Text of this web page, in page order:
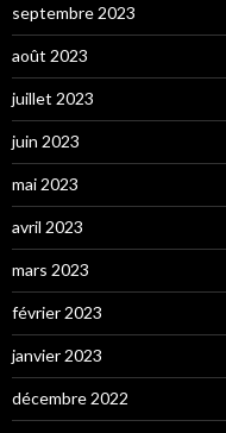
septembre 2023
août 2023
juillet 2023
juin 2023
mai 2023
avril 2023
mars 2023
février 2023
janvier 2023
décembre 2022